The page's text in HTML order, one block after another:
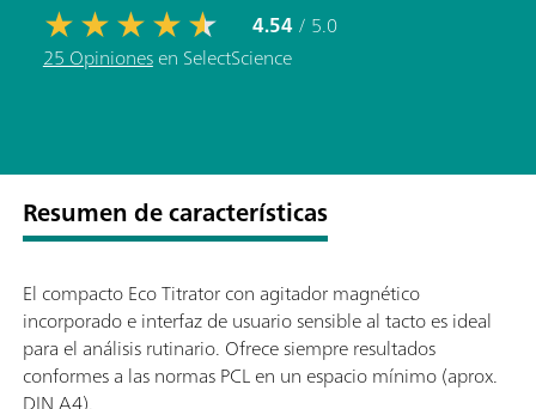
4.54/ 5.0
25 Opinionesen SelectScience
Resumen de características
El compacto Eco Titrator con agitador magnético
incorporado e interfaz de usuario sensible al tacto es ideal
para el análisis rutinario. Ofrece siempre resultados
conformes a las normas PCL en un espacio mínimo (aprox.